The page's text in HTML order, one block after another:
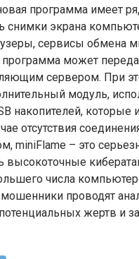
программа имеет
снимки экрана
сервисы обмена
программа может
сервером. При
модуль,
накопителей,
отсутствия
miniFlame – это
высокоточные
числа
проводят
жертв и